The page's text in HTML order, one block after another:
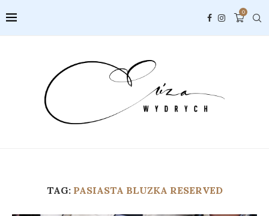
0
TAG: PASIASTA BLUZKA RESERVED